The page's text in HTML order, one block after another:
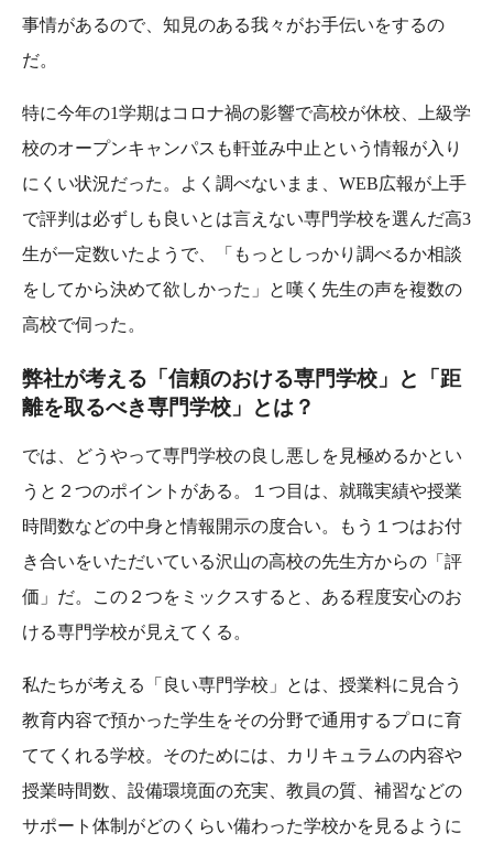
事情があるので、知見のある我々がお手伝いをするの
だ。
特に今年の1学期はコロナ禍の影響で高校が休校、上級学
校のオープンキャンパスも軒並み中止という情報が入り
にくい状況だった。よく調べないまま、WEB広報が上手
で評判は必ずしも良いとは言えない専門学校を選んだ高3
生が一定数いたようで、「もっとしっかり調べるか相談
をしてから決めて欲しかった」と嘆く先生の声を複数の
高校で伺った。
弊社が考える「信頼のおける専門学校」と「距
離を取るべき専門学校」とは？
では、どうやって専門学校の良し悪しを見極めるかとい
うと２つのポイントがある。１つ目は、就職実績や授業
時間数などの中身と情報開示の度合い。もう１つはお付
き合いをいただいている沢山の高校の先生方からの「評
価」だ。この２つをミックスすると、ある程度安心のお
ける専門学校が見えてくる。
私たちが考える「良い専門学校」とは、授業料に見合う
教育内容で預かった学生をその分野で通用するプロに育
ててくれる学校。そのためには、カリキュラムの内容や
授業時間数、設備環境面の充実、教員の質、補習などの
サポート体制がどのくらい備わった学校かを見るように